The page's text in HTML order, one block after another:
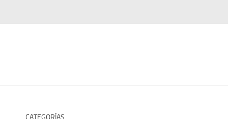
CATEGORÍAS